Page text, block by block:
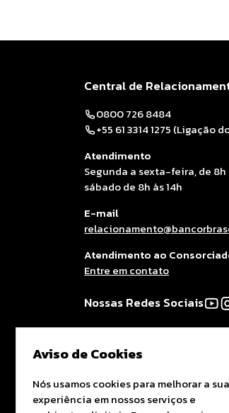
Central de
0800 726 8484
+55 61 3314 1275 (Ligação
Atendimento
Segunda a sexta-feira, de 8h
sábado de 8h às 14h
E-mail
Atendimento ao
Entre em contato
Nossas Redes Sociais
Aviso de Cookies
Nós usamos cookies para melhorar a sua
experiência em nossos serviços e